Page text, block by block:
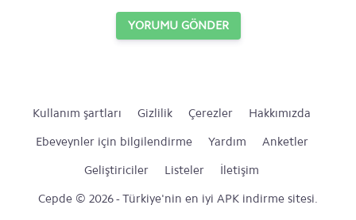
YORUMU GÖNDER
Kullanım şartları Gizlilik Çerezler
Hakkımızda
Ebeveynler için bilgilendirme
Yardım
Anketler
Geliştiriciler
Listeler
İletişim
Cepde © 2026 - Türkiye'nin en iyi APK indirme sitesi.